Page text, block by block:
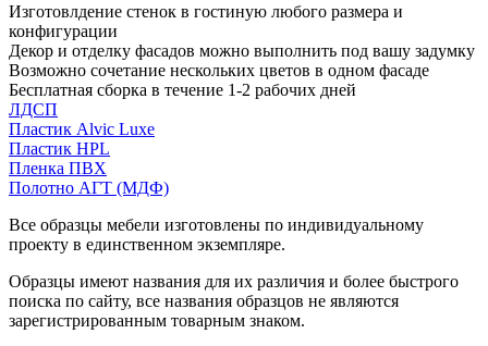
Изготовлдение стенок в гостиную любого размера и
конфигурации
Декор и отделку фасадов можно выполнить под вашу задумку
Возможно сочетание нескольких цветов в одном фасаде
Бесплатная сборка в течение 1-2 рабочих дней
ЛДСП
Пластик Alvic Luxe
Пластик HPL
Пленка ПВХ
Полотно АГТ (МДФ)
Все образцы мебели изготовлены по индивидуальному
проекту в единственном экземпляре.
Образцы имеют названия для их различия и более быстрого
поиска по сайту, все названия образцов не являются
зарегистрированным товарным знаком.